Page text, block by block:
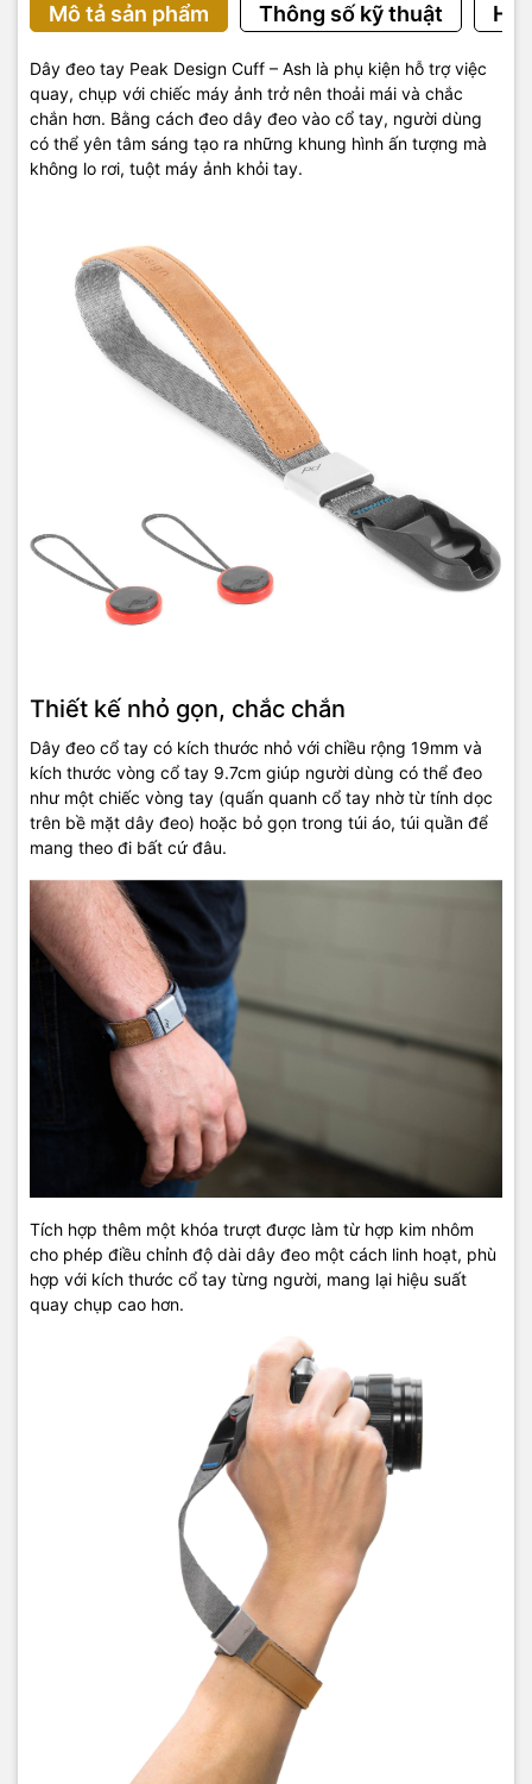
Mô tả sản phẩm Thông số kỹ thuật
Dây đeo tay Peak Design Cuff – Ash là phụ kiện hỗ trợ việc
quay, chụp với chiếc máy ảnh trở nên thoải mái và chắc
chắn hơn. Bằng cách đeo dây đeo vào cổ tay, người dùng
có thể yên tâm sáng tạo ra những khung hình ấn tượng mà
không lo rơi, tuột máy ảnh khỏi tay.
Thiết kế nhỏ gọn, chắc chắn
Dây đeo cổ tay có kích thước nhỏ với chiều rộng 19mm và
kích thước vòng cổ tay 9.7cm giúp người dùng có thể đeo
như một chiếc vòng tay (quấn quanh cổ tay nhờ từ tính dọc
trên bề mặt dây đeo) hoặc bỏ gọn trong túi áo, túi quần để
mang theo đi bất cứ đâu.
Tích hợp thêm một khóa trượt được làm từ hợp kim nhôm
cho phép điều chỉnh độ dài dây đeo một cách linh hoạt, phù
hợp với kích thước cổ tay từng người, mang lại hiệu suất
quay chụp cao hơn.